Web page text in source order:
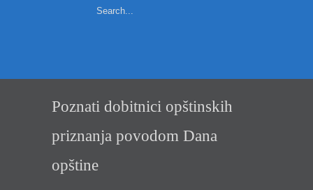
Poznati dobitnici opštinskih
priznanja povodom Dana
opštine